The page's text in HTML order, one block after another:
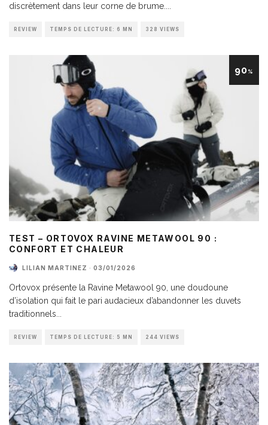
discrètement dans leur corne de brume.
REVIEW TEMPS DE LECTURE: 6 MN 328 VIEWS
90%
TEST – ORTOVOX RAVINE METAWOOL 90 :
CONFORT ET CHALEUR
LILIAN MARTINEZ · 03/01/2026
Ortovox présente la Ravine Metawool 90, une doudoune
d’isolation qui fait le pari audacieux d’abandonner les duvets
traditionnels...
REVIEW TEMPS DE LECTURE: 5 MN 244 VIEWS